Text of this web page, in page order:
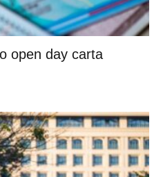
open day carta